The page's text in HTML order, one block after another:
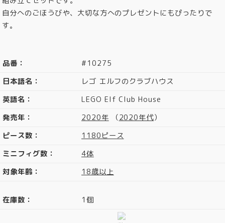
自分へのごほうびや、大切な方へのプレゼントにもぴったりで
す。
品番：
#10275
日本語名：
レゴ エルフのクラブハウス
英語名：
LEGO Elf Club House
発売年：
2020年 （2020年代）
ピース数：
1180ピース
ミニフィグ数：
4体
対象年齢：
18歳以上
在庫数： 1個